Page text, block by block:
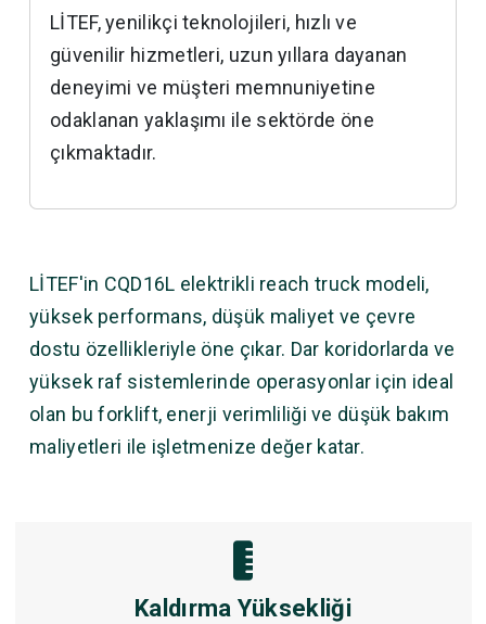
LİTEF, yenilikçi teknolojileri, hızlı ve
güvenilir hizmetleri, uzun yıllara dayanan
deneyimi ve müşteri memnuniyetine
odaklanan yaklaşımı ile sektörde öne
çıkmaktadır.
LİTEF'in CQD16L elektrikli reach truck modeli,
yüksek performans, düşük maliyet ve çevre
dostu özellikleriyle öne çıkar. Dar koridorlarda ve
yüksek raf sistemlerinde operasyonlar için ideal
olan bu forklift, enerji verimliliği ve düşük bakım
maliyetleri ile işletmenize değer katar.
Kaldırma Yüksekliği